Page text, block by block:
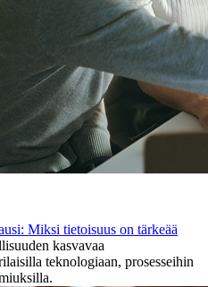
Miksi tietoisuus on tärkeää
kasvavaa
teknologiaan, prosesseihin